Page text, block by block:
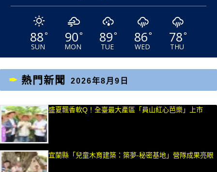
88°
SUN
90°
MON
89°
TUE
86°
WED
78°
THU
熱門新聞 2026年8月9日
盛夏飄香軟Q！全臺最大產區「員山紅心芭樂」上市
宜蘭縣「兒童木育建築：築夢-秘密基地」營隊成果亮眼